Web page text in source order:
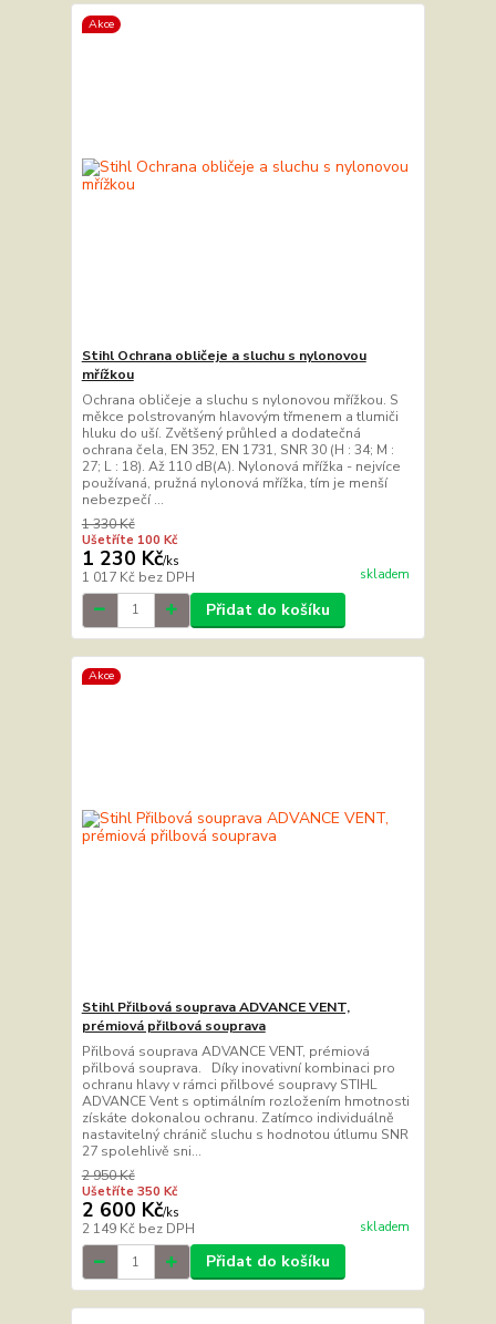
Akce
Stihl Ochrana obličeje a sluchu s nylonovou
mřížkou
Ochrana obličeje a sluchu s nylonovou mřížkou. S
měkce polstrovaným hlavovým třmenem a tlumiči
hluku do uší. Zvětšený průhled a dodatečná
ochrana čela, EN 352, EN 1731, SNR 30 (H : 34; M :
27; L : 18). Až 110 dB(A). Nylonová mřížka - nejvíce
používaná, pružná nylonová mřížka, tím je menší
nebezpečí ...
1 330 Kč
Ušetříte 100 Kč
1 230 Kč/ks
1 017 Kč bez DPH skladem
Přidat do košíku
Akce
Stihl Přilbová souprava ADVANCE VENT,
prémiová přilbová souprava
Přilbová souprava ADVANCE VENT, prémiová
přilbová souprava. Díky inovativní kombinaci pro
ochranu hlavy v rámci přilbové soupravy STIHL
ADVANCE Vent s optimálním rozložením hmotnosti
získáte dokonalou ochranu. Zatímco individuálně
nastavitelný chránič sluchu s hodnotou útlumu SNR
27 spolehlivě sni...
2 950 Kč
Ušetříte 350 Kč
2 600 Kč/ks
2 149 Kč bez DPH skladem
Přidat do košíku